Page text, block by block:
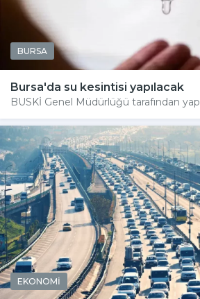
BURSA
Bursa'da su kesintisi yapılacak
BUSKİ Genel Müdürlüğü tarafından
EKONOMİ